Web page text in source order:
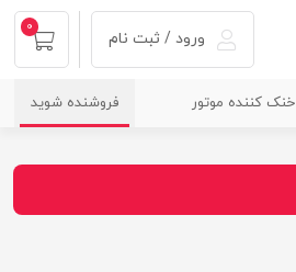
ورود / ثبت نام
0
خنک کننده موتور فروشنده شوید